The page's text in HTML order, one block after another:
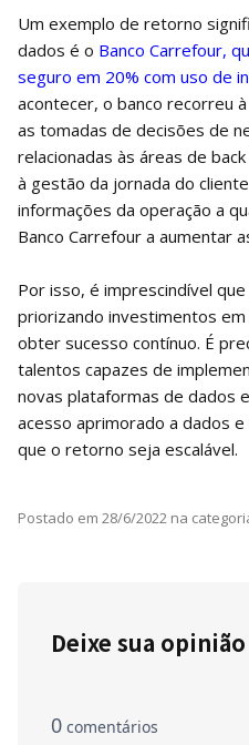
Um exemplo de retorno
dados é o Banco Carrefour,
seguro em 20% com uso de
acontecer, o banco recorreu
as tomadas de decisões de
relacionadas às áreas de
à gestão da jornada do
informações da operação a
Banco Carrefour a aumentar
Por isso, é imprescindível
priorizando investimentos
obter sucesso contínuo. É
talentos capazes de
novas plataformas de dados
acesso aprimorado a dados
que o retorno seja escalável.
Postado em 28/6/2022 na
Deixe sua opinião